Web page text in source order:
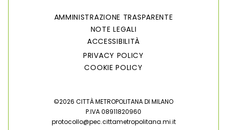
AMMINISTRAZIONE TRASPARENTE
NOTE LEGALI
ACCESSIBILITÀ
PRIVACY POLICY
COOKIE POLICY
©2026 CITTÀ METROPOLITANA DI MILANO
P.IVA 08911820960
protocollo@pec.cittametropolitana.mi.it